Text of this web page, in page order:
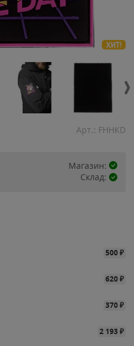
ХИТ!
Арт.: FHHKD
Магазин:
Склад:
500₽
620₽
370₽
2 193₽